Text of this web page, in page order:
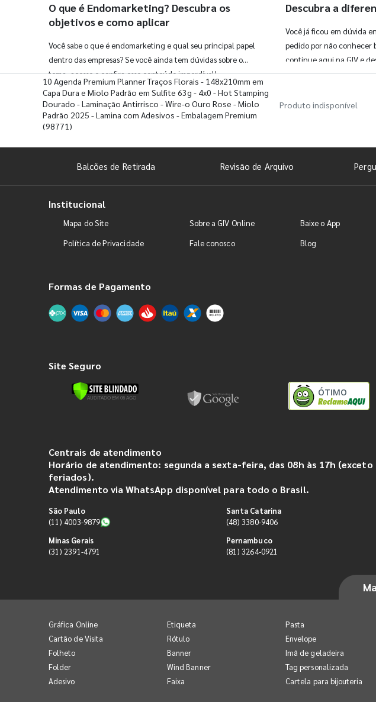
O que é Endomarketing? Descubra os
objetivos e como aplicar
Você sabe o que é endomarketing e qual seu principal papel
dentro das empresas? Se você ainda tem dúvidas sobre o
tema, acesse e confira esse conteúdo imperdível!
Descubra a
Você já ficou em dúvida
pedido por não conhecer
continue aqui na GIV e
10 Agenda Premium Planner Traços Florais - 148x210mm em
Capa Dura e Miolo Padrão em Sulfite 63g - 4x0 - Hot Stamping
Dourado - Laminação Antirrisco - Wire-o Ouro Rose - Miolo
Padrão 2025 - Lamina com Adesivos - Embalagem Premium
(98771)
Produto indisponível
Balcões de Retirada Revisão de Arquivo
Institucional
Mapa do Site Sobre a GIV Online Baixe o App
Política de Privacidade
Fale conosco Blog
Formas de Pagamento
Site Seguro
ÓTIMO
Centrais de atendimento
Horário de atendimento: segunda a sexta-feira, das 08h às 17h (exceto
feriados).
Atendimento via WhatsApp disponível para todo o Brasil.
São Paulo
(11) 4003-9879
Minas Gerais
(31) 2391-4791
Santa Catarina
(48) 3380-9406
Pernambuco
(81) 3264-0921
Gráfica Online
Cartão de Visita
Folheto
Folder
Adesivo
Etiqueta
Rótulo
Banner
Wind Banner
Faixa
Pasta
Envelope
Imã de geladeira
Tag personalizada
Cartela para bijouteria